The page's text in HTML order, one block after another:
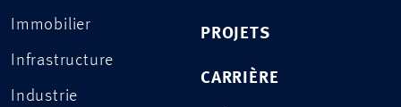
Immobilier
Infrastructure
Industrie
PROJETS
CARRIÈRE